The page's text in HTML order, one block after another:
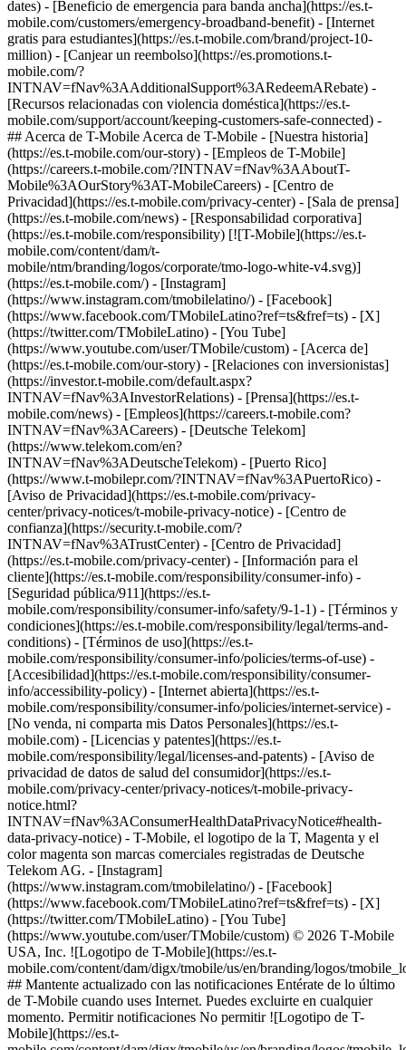
dates) - [Beneficio de emergencia para banda ancha](https://es.t-
mobile.com/customers/emergency-broadband-benefit) - [Internet
gratis para estudiantes](https://es.t-mobile.com/brand/project-10-
million) - [Canjear un reembolso](https://es.promotions.t-
mobile.com/?
INTNAV=fNav%3AAdditionalSupport%3ARedeemARebate) -
[Recursos relacionadas con violencia doméstica](https://es.t-
mobile.com/support/account/keeping-customers-safe-connected) -
## Acerca de T-Mobile Acerca de T-Mobile - [Nuestra historia]
(https://es.t-mobile.com/our-story) - [Empleos de T-Mobile]
(https://careers.t-mobile.com/?INTNAV=fNav%3AAboutT-
Mobile%3AOurStory%3AT-MobileCareers) - [Centro de
Privacidad](https://es.t-mobile.com/privacy-center) - [Sala de prensa]
(https://es.t-mobile.com/news) - [Responsabilidad corporativa]
(https://es.t-mobile.com/responsibility) [![T-Mobile](https://es.t-
mobile.com/content/dam/t-
mobile/ntm/branding/logos/corporate/tmo-logo-white-v4.svg)]
(https://es.t-mobile.com/) - [Instagram]
(https://www.instagram.com/tmobilelatino/) - [Facebook]
(https://www.facebook.com/TMobileLatino?ref=ts&fref=ts) - [X]
(https://twitter.com/TMobileLatino) - [You Tube]
(https://www.youtube.com/user/TMobile/custom) - [Acerca de]
(https://es.t-mobile.com/our-story) - [Relaciones con inversionistas]
(https://investor.t-mobile.com/default.aspx?
INTNAV=fNav%3AInvestorRelations) - [Prensa](https://es.t-
mobile.com/news) - [Empleos](https://careers.t-mobile.com?
INTNAV=fNav%3ACareers) - [Deutsche Telekom]
(https://www.telekom.com/en?
INTNAV=fNav%3ADeutscheTelekom) - [Puerto Rico]
(https://www.t-mobilepr.com/?INTNAV=fNav%3APuertoRico) -
[Aviso de Privacidad](https://es.t-mobile.com/privacy-
center/privacy-notices/t-mobile-privacy-notice) - [Centro de
confianza](https://security.t-mobile.com/?
INTNAV=fNav%3ATrustCenter) - [Centro de Privacidad]
(https://es.t-mobile.com/privacy-center) - [Información para el
cliente](https://es.t-mobile.com/responsibility/consumer-info) -
[Seguridad pública/911](https://es.t-
mobile.com/responsibility/consumer-info/safety/9-1-1) - [Términos y
condiciones](https://es.t-mobile.com/responsibility/legal/terms-and-
conditions) - [Términos de uso](https://es.t-
mobile.com/responsibility/consumer-info/policies/terms-of-use) -
[Accesibilidad](https://es.t-mobile.com/responsibility/consumer-
info/accessibility-policy) - [Internet abierta](https://es.t-
mobile.com/responsibility/consumer-info/policies/internet-service) -
[No venda, ni comparta mis Datos Personales](https://es.t-
mobile.com) - [Licencias y patentes](https://es.t-
mobile.com/responsibility/legal/licenses-and-patents) - [Aviso de
privacidad de datos de salud del consumidor](https://es.t-
mobile.com/privacy-center/privacy-notices/t-mobile-privacy-
notice.html?
INTNAV=fNav%3AConsumerHealthDataPrivacyNotice#health-
data-privacy-notice) - T-Mobile, el logotipo de la T, Magenta y el
color magenta son marcas comerciales registradas de Deutsche
Telekom AG. - [Instagram]
(https://www.instagram.com/tmobilelatino/) - [Facebook]
(https://www.facebook.com/TMobileLatino?ref=ts&fref=ts) - [X]
(https://twitter.com/TMobileLatino) - [You Tube]
(https://www.youtube.com/user/TMobile/custom) © 2026 T‑Mobile
USA, Inc. ![Logotipo de T-Mobile](https://es.t-
mobile.com/content/dam/digx/tmobile/us/en/branding/logos/
## Mantente actualizado con las notificaciones Entérate de lo último
de T-Mobile cuando uses Internet. Puedes excluirte en cualquier
momento. Permitir notificaciones No permitir ![Logotipo de T-
Mobile](https://es.t-